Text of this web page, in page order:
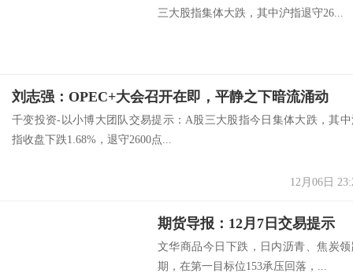
三大股指集体大跌，其中沪指退守26...
刘志强：OPEC+大会召开在即，平静之下暗流涌动
千变投资-以小博大团队交易提示：A股三大股指今日集体大跌，其
指收盘下跌1.68%，退守2600点...
12月06日
期货导报：12月7日交易提示
文华商品今日下跌，日内沥青、焦炭
期，在第一目标位153承压回落，...